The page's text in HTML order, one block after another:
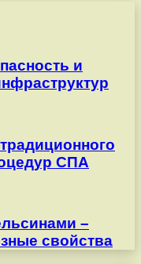
и
СПА
–
свойства